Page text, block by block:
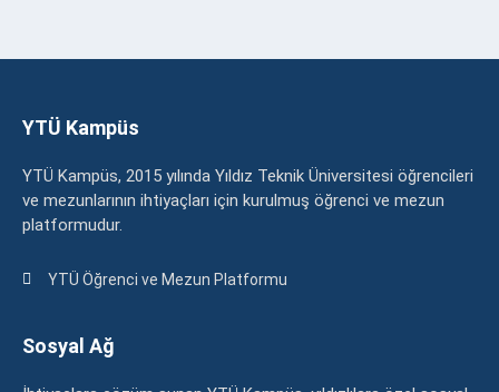
YTÜ Kampüs
YTÜ Kampüs, 2015 yılında Yıldız Teknik Üniversitesi öğrencileri
ve mezunlarının ihtiyaçları için kurulmuş öğrenci ve mezun
platformudur.
YTÜ Öğrenci ve Mezun Platformu
Sosyal Ağ